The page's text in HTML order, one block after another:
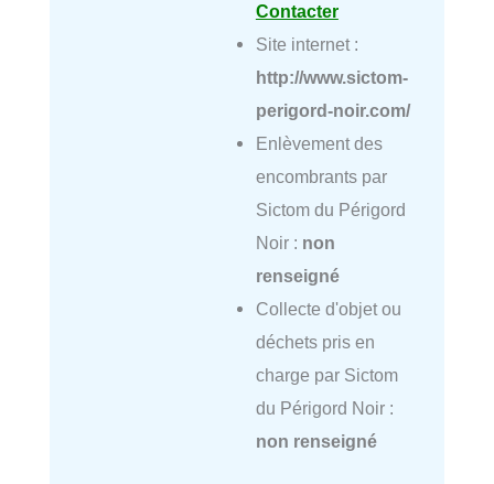
Contacter
Site internet :
http://www.sictom-
perigord-noir.com/
Enlèvement des
encombrants par
Sictom du Périgord
Noir : non
renseigné
Collecte d'objet ou
déchets pris en
charge par Sictom
du Périgord Noir :
non renseigné